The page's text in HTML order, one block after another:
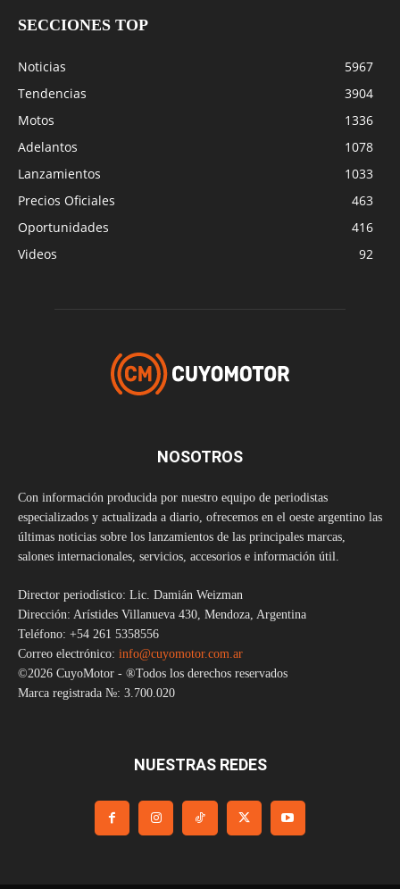
SECCIONES TOP
Noticias
5967
Tendencias
3904
Motos
1336
Adelantos
1078
Lanzamientos
1033
Precios Oficiales
463
Oportunidades
416
Videos
92
NOSOTROS
Con información producida por nuestro equipo de periodistas
especializados y actualizada a diario, ofrecemos en el oeste argentino las
últimas noticias sobre los lanzamientos de las principales marcas,
salones internacionales, servicios, accesorios e información útil.
Director periodístico: Lic. Damián Weizman
Dirección: Arístides Villanueva 430, Mendoza, Argentina
Teléfono: +54 261 5358556
Correo electrónico: info@cuyomotor.com.ar
©2026 CuyoMotor - ®Todos los derechos reservados
Marca registrada №: 3.700.020
NUESTRAS REDES